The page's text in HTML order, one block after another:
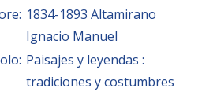
1834-1893 Altamirano
Ignacio Manuel
Paisajes y leyendas :
tradiciones y costumbres